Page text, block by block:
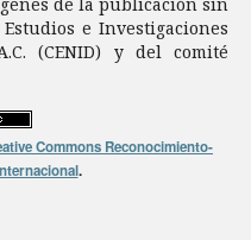
e Investigaciones
(CENID) y del comité
Commons Reconocimiento-
.